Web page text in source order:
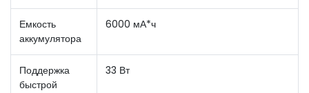
Емкость
аккумулятора
6000 мА*ч
Поддержка
быстрой
33 Вт